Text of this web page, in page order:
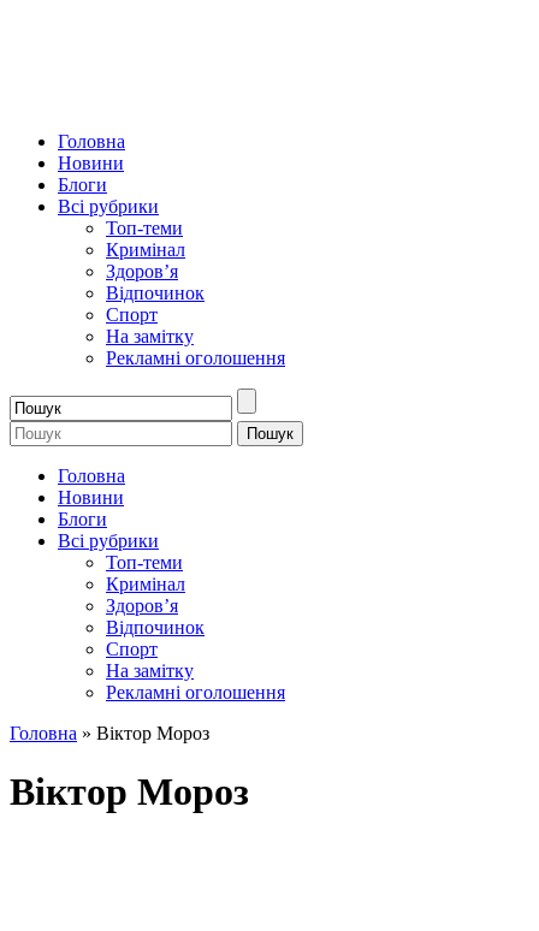
Головна
Новини
Блоги
Всі рубрики
Топ-теми
Кримінал
Здоров’я
Відпочинок
Спорт
На замітку
Рекламні оголошення
Головна
Новини
Блоги
Всі рубрики
Топ-теми
Кримінал
Здоров’я
Відпочинок
Спорт
На замітку
Рекламні оголошення
Головна » Віктор Мороз
Віктор Мороз